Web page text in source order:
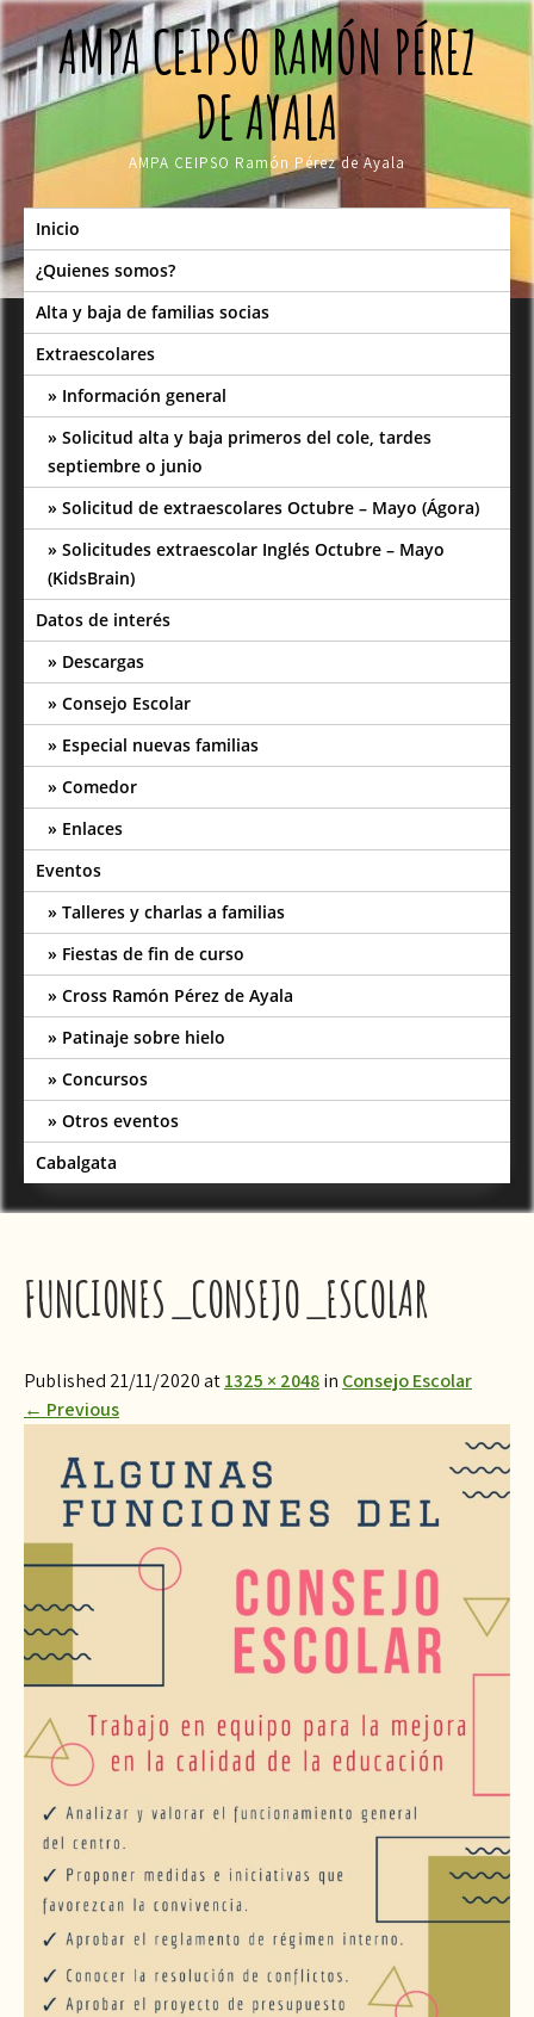
Skip
to
contentAMPA CEIPSO RAMÓN PÉREZ
DE AYALA
AMPA CEIPSO Ramón Pérez de Ayala
Inicio
¿Quienes somos?
Alta y baja de familias socias
Extraescolares
Información general
Solicitud alta y baja primeros del cole, tardes
septiembre o junio
Solicitud de extraescolares Octubre – Mayo (Ágora)
Solicitudes extraescolar Inglés Octubre – Mayo
(KidsBrain)
Datos de interés
Descargas
Consejo Escolar
Especial nuevas familias
Comedor
Enlaces
Eventos
Talleres y charlas a familias
Fiestas de fin de curso
Cross Ramón Pérez de Ayala
Patinaje sobre hielo
Concursos
Otros eventos
Cabalgata
FUNCIONES_CONSEJO_ESCOLAR
Published 21/11/2020 at1325 × 2048in Consejo Escolar
← Previous